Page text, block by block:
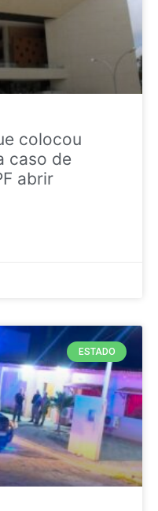
colocou
caso de
abrir
ESTADO